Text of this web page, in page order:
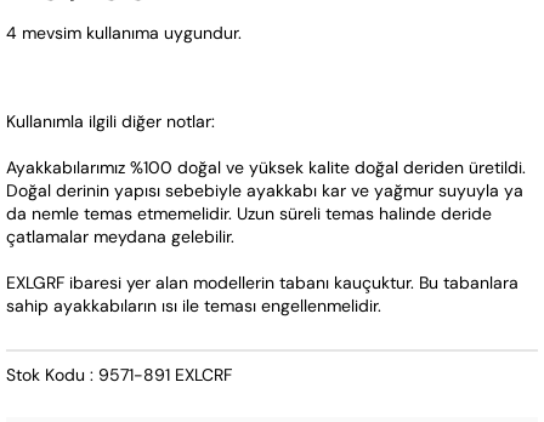
4 mevsim kullanıma uygundur.
Kullanımla ilgili diğer notlar:
Ayakkabılarımız %100 doğal ve yüksek kalite doğal deriden üretildi.
Doğal derinin yapısı sebebiyle ayakkabı kar ve yağmur suyuyla ya
da nemle temas etmemelidir. Uzun süreli temas halinde deride
çatlamalar meydana gelebilir.
EXLGRF ibaresi yer alan modellerin tabanı kauçuktur. Bu tabanlara
sahip ayakkabıların ısı ile teması engellenmelidir.
Stok Kodu : 9571-891 EXLCRF